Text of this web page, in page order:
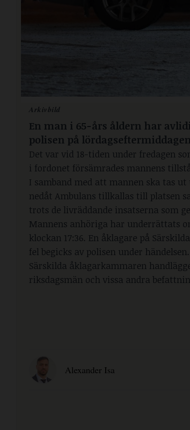
Arkivbild
En man i 65-års åldern har
polisen på
Det var vid 18-tiden under fredagen
i fordonet försämrades mannens
I samband med att mannen ska tas
nedåt Ambulans tillkallas till platsen
trots de livräddande insatserna som
Mannens anhöriga har underrättats
klockan 17:36. En åklagare på
fel begicks av polisen under händelsen.
Särskilda åklagarkammaren
riksdagsmän och vissa andra
Alexander Isa